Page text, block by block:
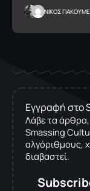
NΙΚΟΣ
Εγγραφή στο
Λάβε τα άρθρα,
Smassing
αλγόριθμους,
διαβαστεί.